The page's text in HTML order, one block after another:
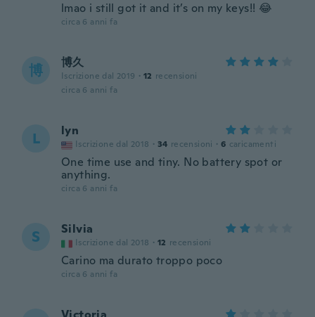
lmao i still got it and it’s on my keys!! 😂
circa 6 anni fa
博 博久
Iscrizione dal 2019 · 12 recensioni
circa 6 anni fa
L lyn
Iscrizione dal 2018 · 34 recensioni · 6 caricamenti
One time use and tiny. No battery spot or
anything.
circa 6 anni fa
S Silvia
Iscrizione dal 2018 · 12 recensioni
Carino ma durato troppo poco
circa 6 anni fa